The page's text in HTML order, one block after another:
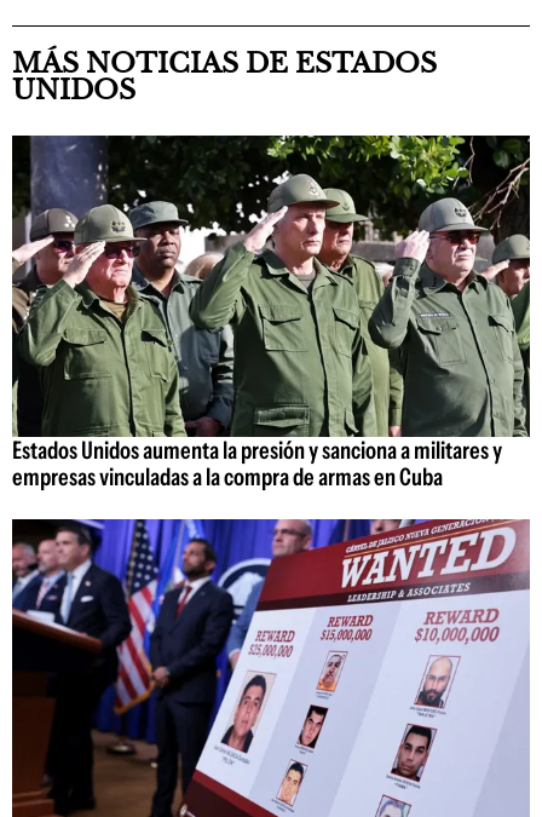
MÁS NOTICIAS DE ESTADOS
UNIDOS
Estados Unidos aumenta la presión y sanciona a militares y
empresas vinculadas a la compra de armas en Cuba